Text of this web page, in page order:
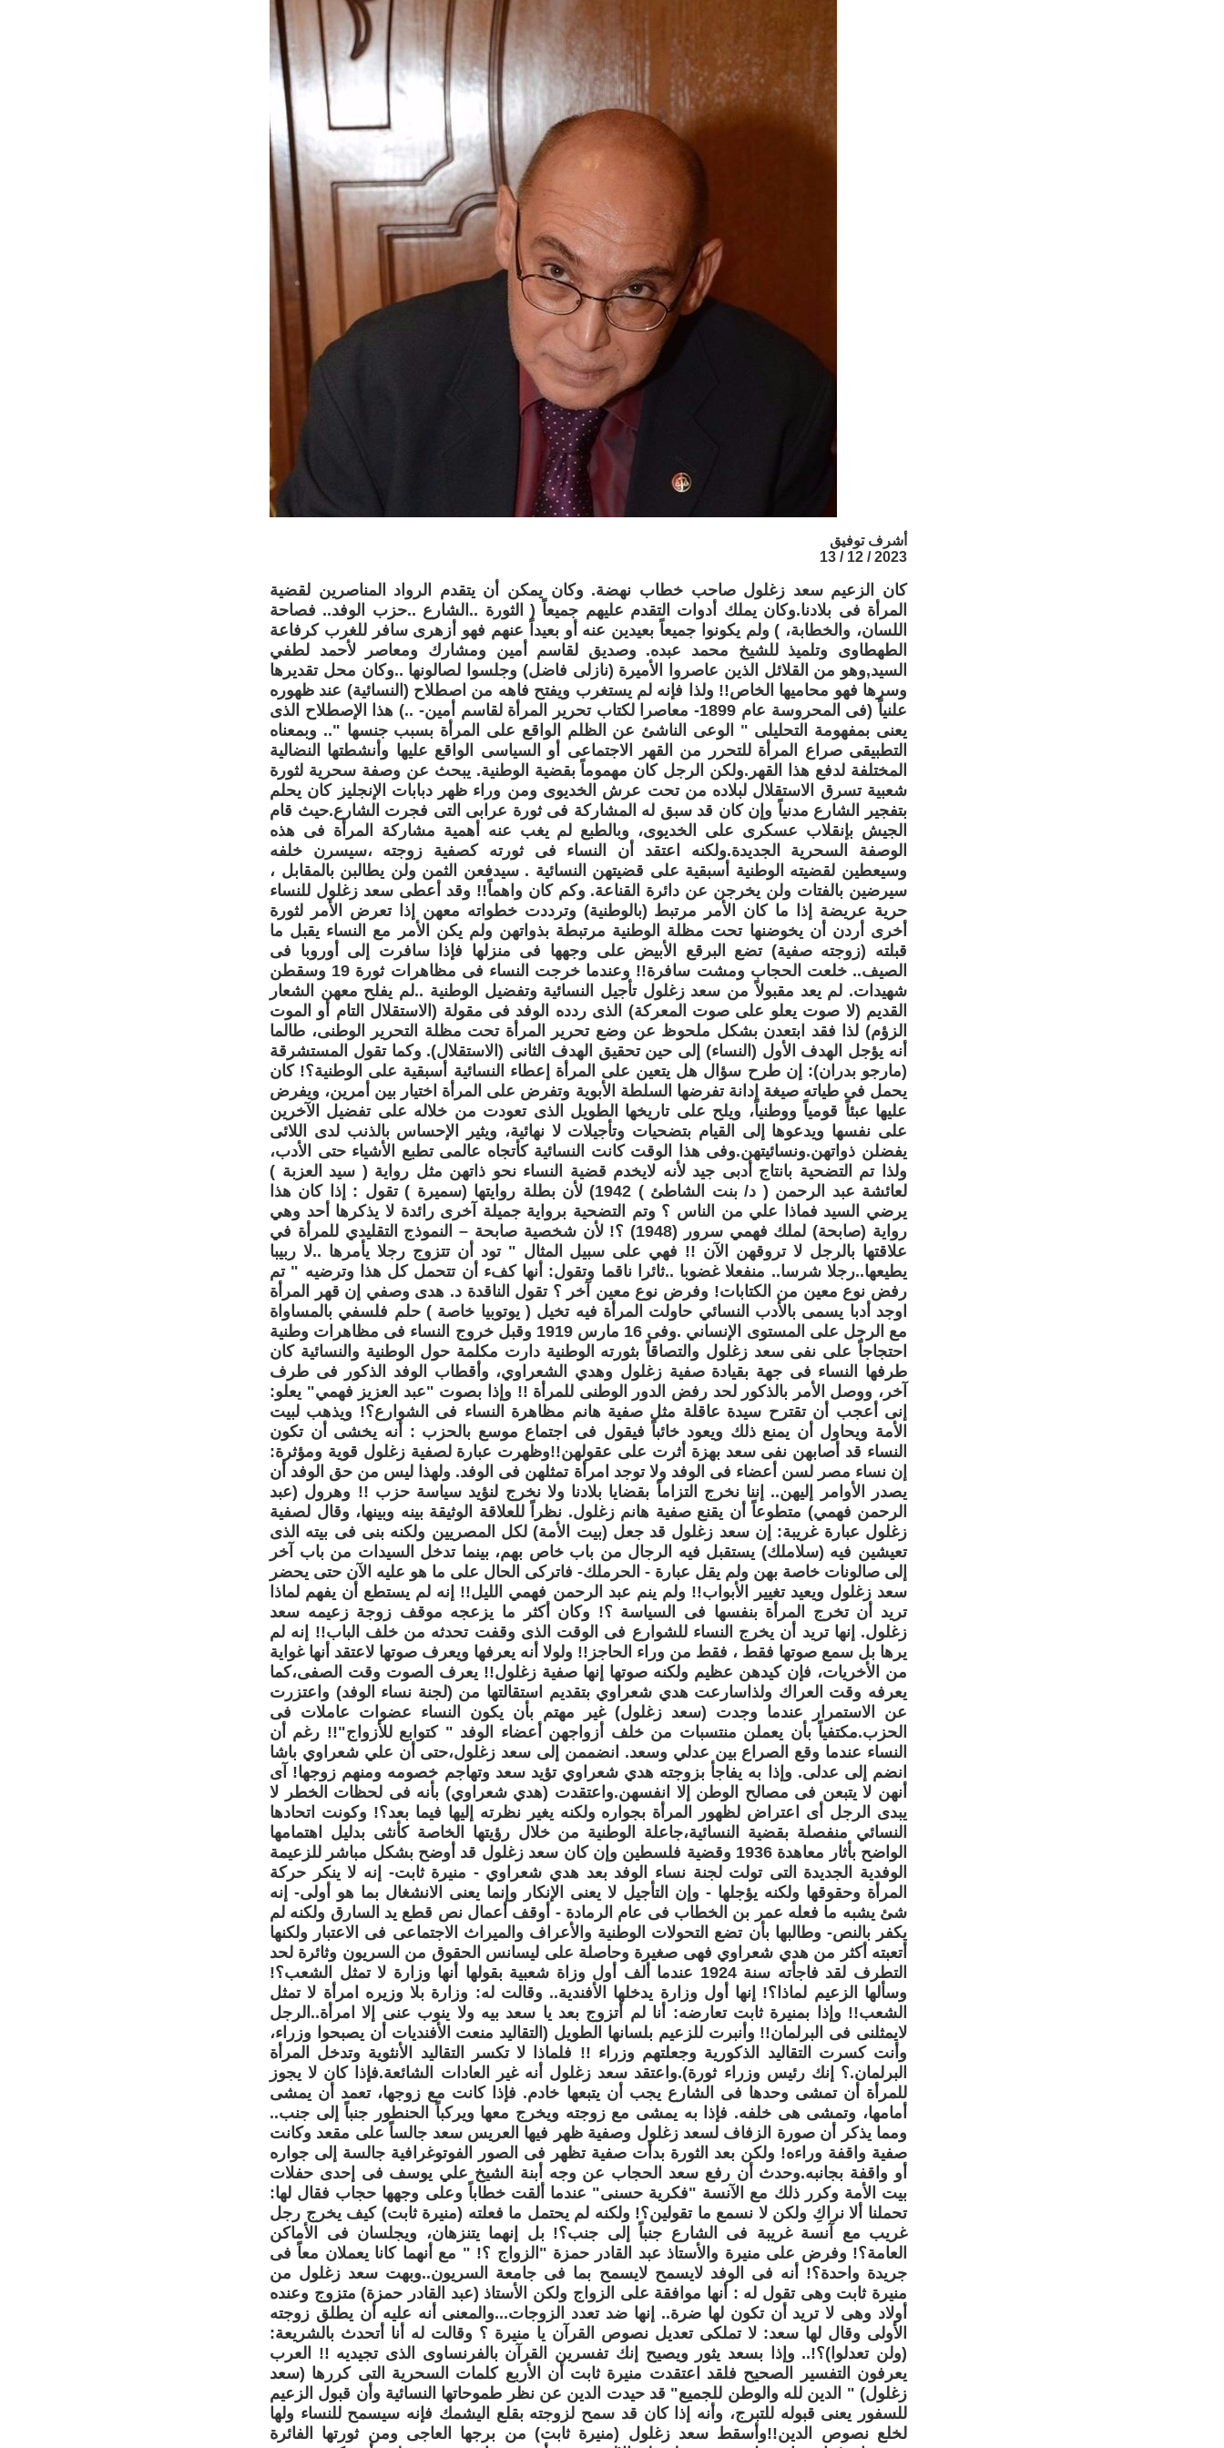
أشرف توفيق
2023 / 12 / 13
كان الزعيم سعد زغلول صاحب خطاب نهضة. وكان يمكن أن يتقدم الرواد المناصرين لقضية
المرأة فى بلادنا.وكان يملك أدوات التقدم عليهم جميعاً ( الثورة ..الشارع ..حزب الوفد.. فصاحة
اللسان، والخطابة، ) ولم يكونوا جميعاً بعيدين عنه أو بعيداً عنهم فهو أزهرى سافر للغرب كرفاعة
الطهطاوى وتلميذ للشيخ محمد عبده. وصديق لقاسم أمين ومشارك ومعاصر لأحمد لطفي
السيد,وهو من القلائل الذين عاصروا الأميرة (نازلى فاضل) وجلسوا لصالونها ..وكان محل تقديرها
وسرها فهو محاميها الخاص!! ولذا فإنه لم يستغرب ويفتح فاهه من اصطلاح (النسائية) عند ظهوره
علنياً (فى المحروسة عام 1899- معاصرا لكتاب تحرير المرأة لقاسم أمين- ..) هذا الإصطلاح الذى
يعنى بمفهومة التحليلى " الوعى الناشئ عن الظلم الواقع على المرأة بسبب جنسها ".. وبمعناه
التطبيقى صراع المرأة للتحرر من القهر الاجتماعى أو السياسى الواقع عليها وأنشطتها النضالية
المختلفة لدفع هذا القهر.ولكن الرجل كان مهموماً بقضية الوطنية. يبحث عن وصفة سحرية لثورة
شعبية تسرق الاستقلال لبلاده من تحت عرش الخديوى ومن وراء ظهر دبابات الإنجليز كان يحلم
بتفجير الشارع مدنياً وإن كان قد سبق له المشاركة فى ثورة عرابى التى فجرت الشارع.حيث قام
الجيش بإنقلاب عسكرى على الخديوى، وبالطبع لم يغب عنه أهمية مشاركة المرأة فى هذه
الوصفة السحرية الجديدة.ولكنه اعتقد أن النساء فى ثورته كصفية زوجته ،سيسرن خلفه
وسيعطين لقضيته الوطنية أسبقية على قضيتهن النسائية . سيدفعن الثمن ولن يطالبن بالمقابل ،
سيرضين بالفتات ولن يخرجن عن دائرة القناعة. وكم كان واهماً!! وقد أعطى سعد زغلول للنساء
حرية عريضة إذا ما كان الأمر مرتبط (بالوطنية) وترددت خطواته معهن إذا تعرض الأمر لثورة
أخرى أردن أن يخوضنها تحت مظلة الوطنية مرتبطة بذواتهن ولم يكن الأمر مع النساء يقبل ما
قبلته (زوجته صفية) تضع البرقع الأبيض على وجهها فى منزلها فإذا سافرت إلى أوروبا فى
الصيف.. خلعت الحجاب ومشت سافرة!! وعندما خرجت النساء فى مظاهرات ثورة 19 وسقطن
شهيدات. لم يعد مقبولاً من سعد زغلول تأجيل النسائية وتفضيل الوطنية ..لم يفلح معهن الشعار
القديم (لا صوت يعلو على صوت المعركة) الذى ردده الوفد فى مقولة (الاستقلال التام أو الموت
الزؤم) لذا فقد ابتعدن بشكل ملحوظ عن وضع تحرير المرأة تحت مظلة التحرير الوطنى، طالما
أنه يؤجل الهدف الأول (النساء) إلى حين تحقيق الهدف الثانى (الاستقلال). وكما تقول المستشرقة
(مارجو بدران): إن طرح سؤال هل يتعين على المرأة إعطاء النسائية أسبقية على الوطنية؟! كان
يحمل فى طياته صيغة إدانة تفرضها السلطة الأبوية وتفرض على المرأة اختيار بين أمرين، ويفرض
عليها عبئاً قومياً ووطنياً، ويلح على تاريخها الطويل الذى تعودت من خلاله على تفضيل الآخرين
على نفسها ويدعوها إلى القيام بتضحيات وتأجيلات لا نهائية، ويثير الإحساس بالذنب لدى اللائى
يفضلن ذواتهن.ونسائيتهن.وفى هذا الوقت كانت النسائية كأتجاه عالمى تطبع الأشياء حتى الأدب،
ولذا تم التضحية بانتاج أدبى جيد لأنه لايخدم قضية النساء نحو ذاتهن مثل رواية ( سيد العزبة )
لعائشة عبد الرحمن ( د/ بنت الشاطئ ) 1942) لأن بطلة روايتها (سميرة ) تقول : إذا كان هذا
يرضي السيد فماذا علي من الناس ؟ وتم التضحية برواية جميلة آخرى رائدة لا يذكرها أحد وهي
رواية (صابحة) لملك فهمي سرور (1948) ؟! لأن شخصية صابحة – النموذج التقليدي للمرأة في
علاقتها بالرجل لا تروقهن الآن !! فهي على سبيل المثال " تود أن تتزوج رجلا يأمرها ..لا ربيبا
يطيعها..رجلا شرسا.. منفعلا غضوبا ..ثائرا ناقما وتقول: أنها كفء أن تتحمل كل هذا وترضيه " تم
رفض نوع معين من الكتابات! وفرض نوع معين آخر ؟ تقول الناقدة د. هدى وصفي إن قهر المرأة
اوجد أدبا يسمى بالأدب النسائي حاولت المرأة فيه تخيل ( يوتوبيا خاصة ) حلم فلسفي بالمساواة
مع الرجل على المستوى الإنساني .وفى 16 مارس 1919 وقبل خروج النساء فى مظاهرات وطنية
احتجاجاً على نفى سعد زغلول والتصاقاً بثورته الوطنية دارت مكلمة حول الوطنية والنسائية كان
طرفها النساء فى جهة بقيادة صفية زغلول وهدي الشعراوي، وأقطاب الوفد الذكور فى طرف
آخر، ووصل الأمر بالذكور لحد رفض الدور الوطنى للمرأة !! وإذا بصوت "عبد العزيز فهمي" يعلو:
إنى أعجب أن تقترح سيدة عاقلة مثل صفية هانم مظاهرة النساء فى الشوارع؟! ويذهب لبيت
الأمة ويحاول أن يمنع ذلك ويعود خائباً فيقول فى اجتماع موسع بالحزب : أنه يخشى أن تكون
النساء قد أصابهن نفى سعد بهزة أثرت على عقولهن!!وظهرت عبارة لصفية زغلول قوية ومؤثرة:
إن نساء مصر لسن أعضاء فى الوفد ولا توجد امرأة تمثلهن فى الوفد. ولهذا ليس من حق الوفد أن
يصدر الأوامر إليهن.. إننا نخرج التزاماً بقضايا بلادنا ولا نخرج لنؤيد سياسة حزب !! وهرول (عبد
الرحمن فهمي) متطوعاً أن يقنع صفية هانم زغلول. نظراً للعلاقة الوثيقة بينه وبينها، وقال لصفية
زغلول عبارة غريبة: إن سعد زغلول قد جعل (بيت الأمة) لكل المصريين ولكنه بنى فى بيته الذى
تعيشين فيه (سلاملك) يستقبل فيه الرجال من باب خاص بهم، بينما تدخل السيدات من باب آخر
إلى صالونات خاصة بهن ولم يقل عبارة - الحرملك- فاتركى الحال على ما هو عليه الآن حتى يحضر
سعد زغلول ويعيد تغيير الأبواب!! ولم ينم عبد الرحمن فهمي الليل!! إنه لم يستطع أن يفهم لماذا
تريد أن تخرج المرأة بنفسها فى السياسة ؟! وكان أكثر ما يزعجه موقف زوجة زعيمه سعد
زغلول. إنها تريد أن يخرج النساء للشوارع فى الوقت الذى وقفت تحدثه من خلف الباب!! إنه لم
يرها بل سمع صوتها فقط ، فقط من وراء الحاجز!! ولولا أنه يعرفها ويعرف صوتها لاعتقد أنها غواية
من الأخريات، فإن كيدهن عظيم ولكنه صوتها إنها صفية زغلول!! يعرف الصوت وقت الصفى،كما
يعرفه وقت العراك ولذاسارعت هدي شعراوي بتقديم استقالتها من (لجنة نساء الوفد) واعتزرت
عن الاستمرار عندما وجدت (سعد زغلول) غير مهتم بأن يكون النساء عضوات عاملات فى
الحزب.مكتفياً بأن يعملن منتسبات من خلف أزواجهن أعضاء الوفد " كتوابع للأزواج"!! رغم أن
النساء عندما وقع الصراع بين عدلي وسعد. انضممن إلى سعد زغلول،حتى أن علي شعراوي باشا
انضم إلى عدلى. وإذا به يفاجأ بزوجته هدي شعراوي تؤيد سعد وتهاجم خصومه ومنهم زوجها! آى
أنهن لا يتبعن فى مصالح الوطن إلا انفسهن.واعتقدت (هدي شعراوي) بأنه فى لحظات الخطر لا
يبدى الرجل أى اعتراض لظهور المرأة بجواره ولكنه يغير نظرته إليها فيما بعد؟! وكونت اتحادها
النسائي منفصلة بقضية النسائية،جاعلة الوطنية من خلال رؤيتها الخاصة كأنثى بدليل اهتمامها
الواضح بأثار معاهدة 1936 وقضية فلسطين وإن كان سعد زغلول قد أوضح بشكل مباشر للزعيمة
الوفدية الجديدة التى تولت لجنة نساء الوفد بعد هدي شعراوي - منيرة ثابت- إنه لا ينكر حركة
المرأة وحقوقها ولكنه يؤجلها - وإن التأجيل لا يعنى الإنكار وإنما يعنى الانشغال بما هو أولى- إنه
شئ يشبه ما فعله عمر بن الخطاب فى عام الرمادة - أوقف أعمال نص قطع يد السارق ولكنه لم
يكفر بالنص- وطالبها بأن تضع التحولات الوطنية والأعراف والميراث الاجتماعى فى الاعتبار ولكنها
أتعبته أكثر من هدي شعراوي فهى صغيرة وحاصلة على ليسانس الحقوق من السريون وثائرة لحد
التطرف لقد فاجأته سنة 1924 عندما ألف أول وزاة شعبية بقولها أنها وزارة لا تمثل الشعب؟!
وسألها الزعيم لماذا؟! إنها أول وزارة يدخلها الأفندية.. وقالت له: وزارة بلا وزيره امرأة لا تمثل
الشعب!! وإذا بمنيرة ثابت تعارضه: أنا لم أتزوج بعد يا سعد بيه ولا ينوب عنى إلا امرأة..الرجل
لايمثلنى فى البرلمان!! وأنبرت للزعيم بلسانها الطويل (التقاليد منعت الأفنديات أن يصبحوا وزراء،
وأنت كسرت التقاليد الذكورية وجعلتهم وزراء !! فلماذا لا تكسر التقاليد الأنثوية وتدخل المرأة
البرلمان.؟ إنك رئيس وزراء ثورة).واعتقد سعد زغلول أنه غير العادات الشائعة.فإذا كان لا يجوز
للمرأة أن تمشى وحدها فى الشارع يجب أن يتبعها خادم. فإذا كانت مع زوجها، تعمد أن يمشى
أمامها، وتمشى هى خلفه. فإذا به يمشى مع زوجته ويخرج معها ويركباً الحنطور جنباً إلى جنب..
ومما يذكر أن صورة الزفاف لسعد زغلول وصفية ظهر فيها العريس سعد جالساً على مقعد وكانت
صفية واقفة وراءه! ولكن بعد الثورة بدأت صفية تظهر فى الصور الفوتوغرافية جالسة إلى جواره
أو واقفة بجانبه.وحدث أن رفع سعد الحجاب عن وجه أبنة الشيخ علي يوسف فى إحدى حفلات
بيت الأمة وكرر ذلك مع الآنسة "فكرية حسنى" عندما ألقت خطاباً وعلى وجهها حجاب فقال لها:
تحملنا ألا نراكِ ولكن لا نسمع ما تقولين؟! ولكنه لم يحتمل ما فعلته (منيرة ثابت) كيف يخرج رجل
غريب مع آنسة غريبة فى الشارع جنباً إلى جنب؟! بل إنهما يتنزهان، ويجلسان فى الأماكن
العامة؟! وفرض على منيرة والأستاذ عبد القادر حمزة "الزواج ؟! " مع أنهما كانا يعملان معاً فى
جريدة واحدة؟! أنه فى الوفد لايسمح لايسمح بما فى جامعة السريون..وبهت سعد زغلول من
منيرة ثابت وهى تقول له : أنها موافقة على الزواج ولكن الأستاذ (عبد القادر حمزة) متزوج وعنده
أولاد وهى لا تريد أن تكون لها ضرة.. إنها ضد تعدد الزوجات...والمعنى أنه عليه أن يطلق زوجته
الأولى وقال لها سعد: لا تملكى تعديل نصوص القرآن يا منيرة ؟ وقالت له أنا أتحدث بالشريعة:
(ولن تعدلوا)؟!.. وإذا بسعد يثور ويصيح إنك تفسرين القرآن بالفرنساوى الذى تجيديه !! العرب
يعرفون التفسير الصحيح فلقد اعتقدت منيرة ثابت أن الأربع كلمات السحرية التى كررها (سعد
زغلول) " الدين لله والوطن للجميع" قد حيدت الدين عن نظر طموحاتها النسائية وأن قبول الزعيم
للسفور يعنى قبوله للتبرج، وأنه إذا كان قد سمح لزوجته بقلع اليشمك فإنه سيسمح للنساء ولها
لخلع نصوص الدين!!وأسقط سعد زغلول (منيرة ثابت) من برجها العاجى ومن ثورتها الفائرة